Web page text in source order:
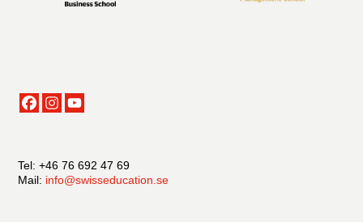
Tel: +46 76 692 47 69
Mail: info@swisseducation.se